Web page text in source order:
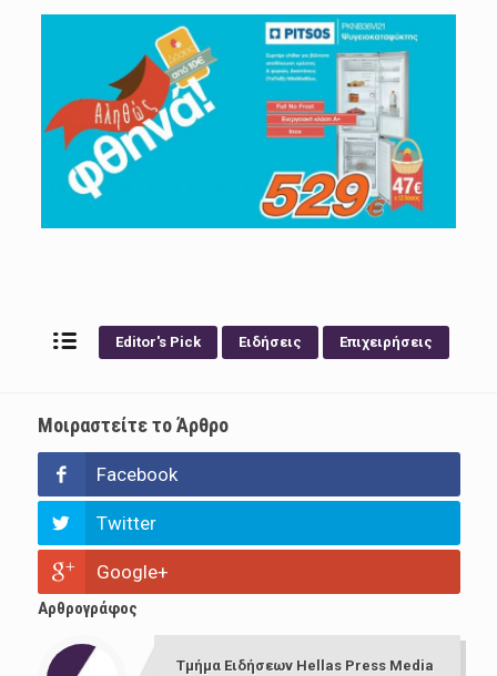
Editor's Pick Ειδήσεις Επιχειρήσεις
Μοιραστείτε το Άρθρο
Facebook
Twitter
Google+
Αρθρογράφος
Τμήμα Ειδήσεων Hellas Press Media